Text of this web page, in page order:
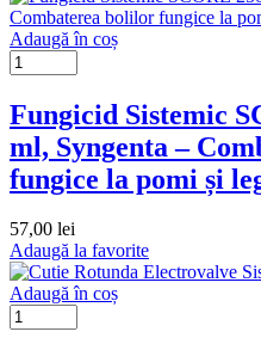
Adaugă în coș
Fungicid Sistemic
ml, Syngenta –
fungice la pomi și
57,00 lei
Adaugă la favorite
Adaugă în coș